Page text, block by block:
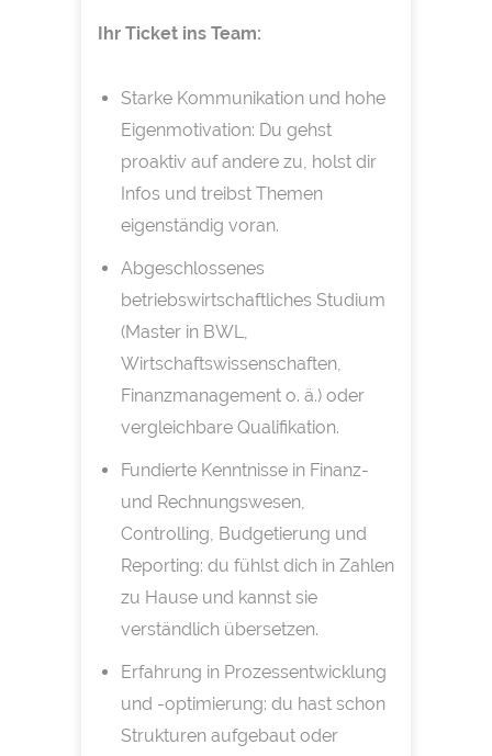
Ihr Ticket ins Team:
Starke Kommunikation und hohe
Eigenmotivation: Du gehst
proaktiv auf andere zu, holst dir
Infos und treibst Themen
eigenständig voran.
Abgeschlossenes
betriebswirtschaftliches Studium
(Master in BWL,
Wirtschaftswissenschaften,
Finanzmanagement o. ä.) oder
vergleichbare Qualifikation.
Fundierte Kenntnisse in Finanz-
und Rechnungswesen,
Controlling, Budgetierung und
Reporting: du fühlst dich in Zahlen
zu Hause und kannst sie
verständlich übersetzen.
Erfahrung in Prozessentwicklung
und -optimierung: du hast schon
Strukturen aufgebaut oder